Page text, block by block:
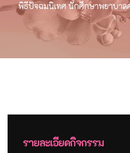
พิธีปัจฉมนิเทศ นักศึกษาพยาบา
รายละเอียดกิจกรรม